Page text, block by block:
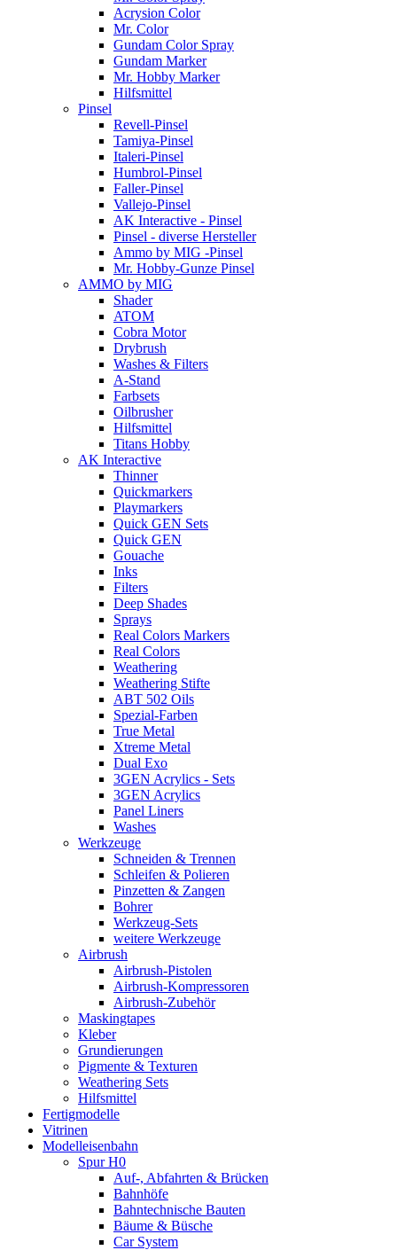
Acrysion Color
Mr. Color
Gundam Color Spray
Gundam Marker
Mr. Hobby Marker
Hilfsmittel
Pinsel
Revell-Pinsel
Tamiya-Pinsel
Italeri-Pinsel
Humbrol-Pinsel
Faller-Pinsel
Vallejo-Pinsel
AK Interactive - Pinsel
Pinsel - diverse Hersteller
Ammo by MIG -Pinsel
Mr. Hobby-Gunze Pinsel
AMMO by MIG
Shader
ATOM
Cobra Motor
Drybrush
Washes & Filters
A-Stand
Farbsets
Oilbrusher
Hilfsmittel
Titans Hobby
AK Interactive
Thinner
Quickmarkers
Playmarkers
Quick GEN Sets
Quick GEN
Gouache
Inks
Filters
Deep Shades
Sprays
Real Colors Markers
Real Colors
Weathering
Weathering Stifte
ABT 502 Oils
Spezial-Farben
True Metal
Xtreme Metal
Dual Exo
3GEN Acrylics - Sets
3GEN Acrylics
Panel Liners
Washes
Werkzeuge
Schneiden & Trennen
Schleifen & Polieren
Pinzetten & Zangen
Bohrer
Werkzeug-Sets
weitere Werkzeuge
Airbrush
Airbrush-Pistolen
Airbrush-Kompressoren
Airbrush-Zubehör
Maskingtapes
Kleber
Grundierungen
Pigmente & Texturen
Weathering Sets
Hilfsmittel
Fertigmodelle
Vitrinen
Modelleisenbahn
Spur H0
Auf-, Abfahrten & Brücken
Bahnhöfe
Bahntechnische Bauten
Bäume & Büsche
Car System